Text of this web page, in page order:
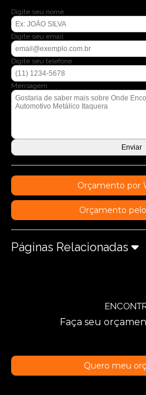
Digite seu nome
Digite seu email
Digite seu telefone
Mensagem
Orçamento por
Orçamento
Páginas Relacionadas
Faça seu
Quero meu